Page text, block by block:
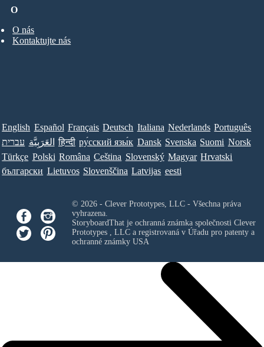
O
O nás
Kontaktujte nás
English Español Français Deutsch Italiana Nederlands Português
עברית العَرَبِيَّة हिन्दी ру́сский язы́к Dansk Svenska Suomi Norsk
Türkçe Polski Româna Ceština Slovenský Magyar Hrvatski
български Lietuvos Slovenščina Latvijas eesti
© 2026 - Clever Prototypes, LLC - Všechna práva
vyhrazena.
StoryboardThat je ochranná známka společnosti Clever
Prototypes , LLCa registrovaná v Úřadu pro patenty a
ochranné známky USA